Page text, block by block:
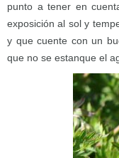
punto a tener en
exposición al sol y
y que cuente con un
que no se estanque el